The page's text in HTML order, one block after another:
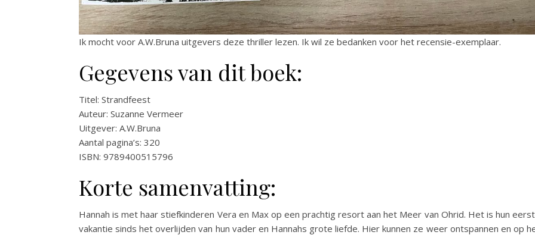
Ik mocht voor A.W.Bruna uitgevers deze thriller lezen. Ik wil ze bedanken voor het recensie-exemplaar.
Gegevens van dit boek:
Titel: Strandfeest
Auteur: Suzanne Vermeer
Uitgever: A.W.Bruna
Aantal pagina’s: 320
ISBN: 9789400515796
Korte samenvatting:
Hannah is met haar stiefkinderen Vera en Max op een prachtig resort aan het Meer van Ohrid. Het is hun
vakantie sinds het overlijden van hun vader en Hannahs grote liefde. Hier kunnen ze weer ontspannen en op